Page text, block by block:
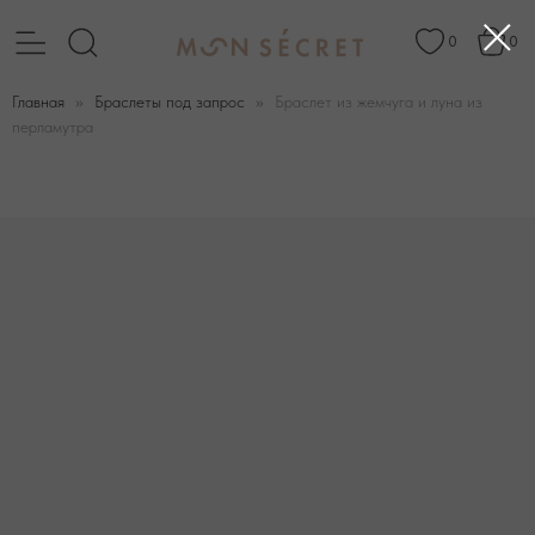
Главная Браслеты под запрос
Браслет из жемчуга и луна из
перламутра